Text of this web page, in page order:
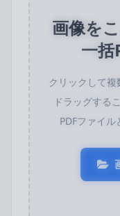
画像を
一括
クリックして
ドラッグする
PDFファイル